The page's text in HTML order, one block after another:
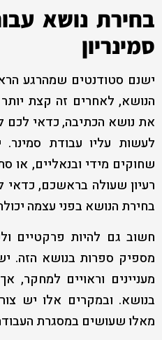
בחירת נושא
סמינריון
ישנם סטודנטים שמהרגע
הנושא, לאחרים זה קצת
את נושא הכתיבה, כדאי לכם
לעשות עליו עבודת
שחוקים מידי ובנאליים, או
רעיון שעולה בראשכם,
בחירת הנושא בפני עצמה
חשוב גם להיות פרקטיים
מספיק ספרות בנושא הזה.
מעניינים וראויים למחקר,
בנושא. ובמקרים אלו יש
מאלו שעושים במסגרת